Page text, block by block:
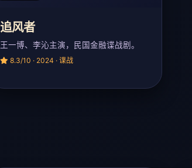
追风者
王一博、李沁主演，民国金融谍战剧。
8.3/10 · 2024 · 谍战